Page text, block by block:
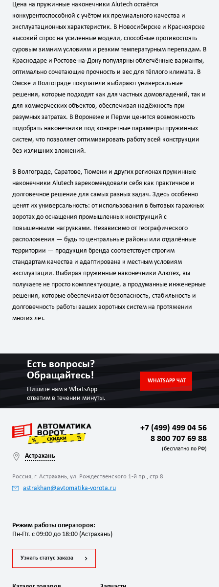
Цена на пружинные наконечники Alutech остаётся
конкурентоспособной с учётом их премиального качества и
эксплуатационных характеристик. В Новосибирске и Красноярске
высокий спрос на усиленные модели, способные противостоять
суровым зимним условиям и резким температурным перепадам. В
Краснодаре и Ростове‑на‑Дону популярны облегчённые варианты,
оптимально сочетающие прочность и вес для тёплого климата. В
Омске и Волгограде покупатели выбирают универсальные
решения, которые подходят как для частных домовладений, так и
для коммерческих объектов, обеспечивая надёжность при
разумных затратах. В Воронеже и Перми ценится возможность
подобрать наконечники под конкретные параметры пружинных
систем, что позволяет оптимизировать работу всей конструкции
без излишних вложений.
В Волгограде, Саратове, Тюмени и других регионах пружинные
наконечники Alutech зарекомендовали себя как практичное и
долговечное решение для самых разных задач. Здесь особенно
ценят их универсальность: от использования в бытовых гаражных
воротах до оснащения промышленных конструкций с
повышенными нагрузками. Независимо от географического
расположения — будь то центральные районы или отдалённые
территории — продукция бренда соответствует строгим
стандартам качества и адаптирована к местным условиям
эксплуатации. Выбирая пружинные наконечники Алютех, вы
получаете не просто комплектующие, а продуманные инженерные
решения, которые обеспечивают безопасность, стабильность и
долговечность работы ваших воротных систем на протяжении
многих лет.
Есть вопросы?
Обращайтесь!
Пишите нам в WhatsApp
ответим в течении минуты.
WHATSAPP ЧАТ
Астрахань
Россия, г. Астрахань, ул. Рождественского 1-й пр., стр 8
astrakhan@avtomatika-vorota.ru
+7 (499) 499 04 56
8 800 707 69 88
(бесплатно по РФ)
Режим работы операторов:
Пн-Пт. с 09:00 до 18:00 (Астрахань)
Узнать статус заказа